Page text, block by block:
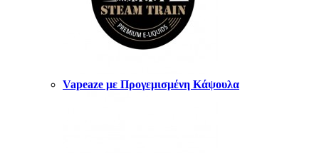
Vapeaze με Προγεμισμένη Κάψουλα